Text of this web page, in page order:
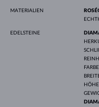
MATERIALIEN
EDELSTEINE
FARBE
HÖHE